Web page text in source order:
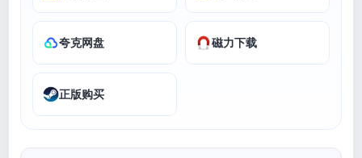
夸克网盘 磁力下载
正版购买